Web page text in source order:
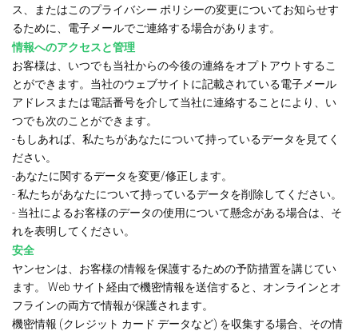
ス、またはこのプライバシー ポリシーの変更についてお知らせす
るために、電子メールでご連絡する場合があります。
情報へのアクセスと管理
お客様は、いつでも当社からの今後の連絡をオプトアウトするこ
とができます。当社のウェブサイトに記載されている電子メール
アドレスまたは電話番号を介して当社に連絡することにより、い
つでも次のことができます。
-もしあれば、私たちがあなたについて持っているデータを見てく
ださい。
-あなたに関するデータを変更/修正します。
- 私たちがあなたについて持っているデータを削除してください。
- 当社によるお客様のデータの使用について懸念がある場合は、そ
れを表明してください。
安全
ヤンセンは、お客様の情報を保護するための予防措置を講じてい
ます。 Web サイト経由で機密情報を送信すると、オンラインとオ
フラインの両方で情報が保護されます。
機密情報 (クレジット カード データなど) を収集する場合、その情